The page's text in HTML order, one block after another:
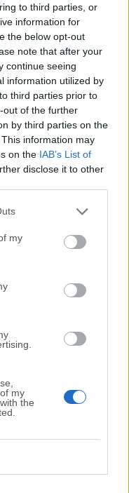
to third parties, or
information for
the below opt-out
note that after your
continue seeing
information utilized by
third parties prior to
out of the further
by third parties on the
information may
on the IAB’s List of
disclose it to other
my
my
the
usar Fotos en
y Marcadores.
de tus contactos,
iOS, Mac y
fotos
usando Álbumes
es
por Apple
tu PC con
acceder y